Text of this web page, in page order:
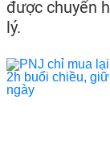
được chuyển
lý.